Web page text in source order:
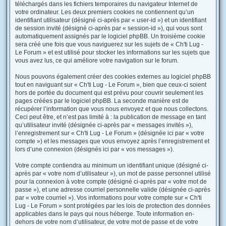
téléchargés dans les fichiers temporaires du navigateur Internet de
votre ordinateur. Les deux premiers cookies ne contiennent qu’un
identifiant utilisateur (désigné ci-après par « user-id ») et un identifiant
de session invité (désigné ci-après par « session-id »), qui vous sont
automatiquement assignés par le logiciel phpBB. Un troisième cookie
sera créé une fois que vous naviguerez sur les sujets de « Ch'ti Lug -
Le Forum » et est utilisé pour stocker les informations sur les sujets que
vous avez lus, ce qui améliore votre navigation sur le forum.
Nous pouvons également créer des cookies externes au logiciel phpBB
tout en naviguant sur « Ch'ti Lug - Le Forum », bien que ceux-ci soient
hors de portée du document qui est prévu pour couvrir seulement les
pages créées par le logiciel phpBB. La seconde manière est de
récupérer l’information que vous nous envoyez et que nous collectons.
Ceci peut être, et n’est pas limité à : la publication de message en tant
qu’utilisateur invité (désignée ci-après par « messages invités »),
l’enregistrement sur « Ch'ti Lug - Le Forum » (désignée ici par « votre
compte ») et les messages que vous envoyez après l’enregistrement et
lors d’une connexion (désignés ici par « vos messages »).
Votre compte contiendra au minimum un identifiant unique (désigné ci-
après par « votre nom d’utilisateur »), un mot de passe personnel utilisé
pour la connexion à votre compte (désigné ci-après par « votre mot de
passe »), et une adresse courriel personnelle valide (désignée ci-après
par « votre courriel »). Vos informations pour votre compte sur « Ch'ti
Lug - Le Forum » sont protégées par les lois de protection des données
applicables dans le pays qui nous héberge. Toute information en-
dehors de votre nom d’utilisateur, de votre mot de passe et de votre